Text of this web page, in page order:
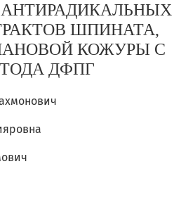
ШПИНАТА,
КОЖУРЫ С
ДФПГ